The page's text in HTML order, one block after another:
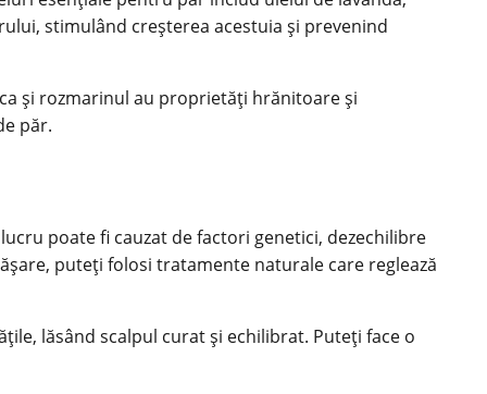
stimulând creșterea acestuia și prevenind
și rozmarinul au proprietăți hrănitoare și
păr.
poate fi cauzat de factori genetici, dezechilibre
puteți folosi tratamente naturale care reglează
lăsând scalpul curat și echilibrat. Puteți face o